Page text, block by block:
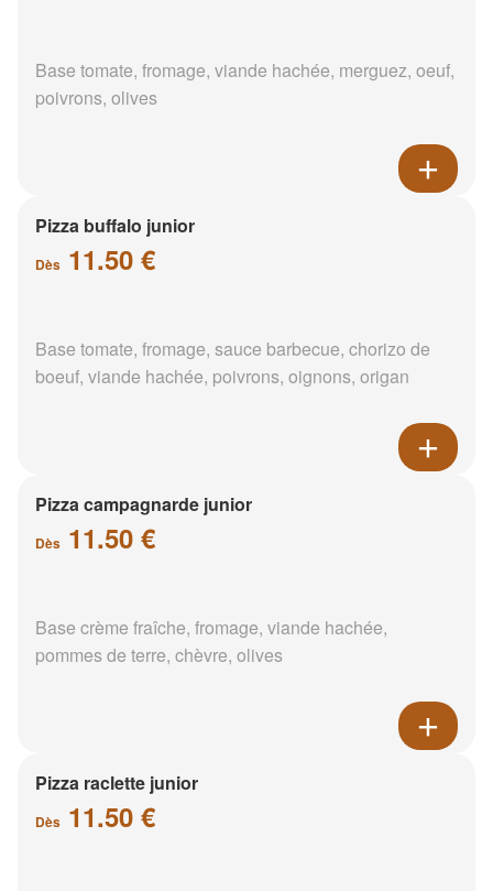
Base tomate, fromage, viande hachée, merguez, oeuf,
poivrons, olives
Pizza buffalo junior
Dès 11.50 €
Base tomate, fromage, sauce barbecue, chorizo de
boeuf, viande hachée, poivrons, oignons, origan
Pizza campagnarde junior
Dès 11.50 €
Base crème fraîche, fromage, viande hachée,
pommes de terre, chèvre, olives
Pizza raclette junior
Dès 11.50 €